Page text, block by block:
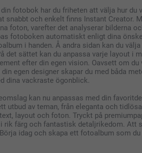
fotobok har du friheten att välja hur du
snabbt och enkelt finns Instant Creator.
foton, varefter det analyserar bilderna
fotoboken automatiskt enligt dina
i handen. Å andra sidan kan du
det sättet kan du anpassa varje layout i
efter din egen vision. Oavsett om
egen designer skapar du med båda
dina vackraste ögonblick.
kan nu anpassas med din
utbud av teman, från eleganta och
layout och foton. Tryckt på
rik färg och fantastisk detaljrikedom. Att
idag och skapa ett fotoalbum som